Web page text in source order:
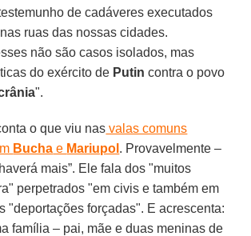
de cadáveres executados
ruas das nossas cidades.
não são casos isolados, mas
do exército de Putin contra o povo
".
o que viu nas valas comuns
Bucha e Mariupol . Provavelmente –
mais”. Ele fala dos "muitos
perpetrados "em civis e também em
"deportações forçadas". E acrescenta:
família – pai, mãe e duas meninas de